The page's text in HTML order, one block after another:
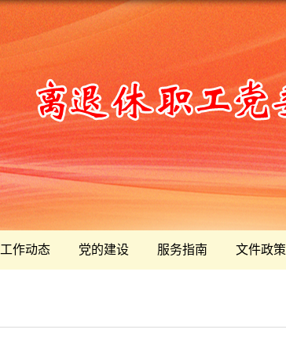
工作动态 党的建设 服务指南 文件政策